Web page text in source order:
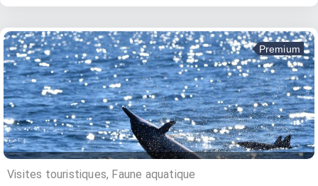
Premium
Visites touristiques, Faune aquatique